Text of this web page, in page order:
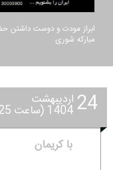
مباركه شوری
24 اردیبهشت
1404 (ساعت 8:25)
با كریمان